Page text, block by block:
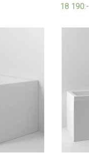
18 190:-